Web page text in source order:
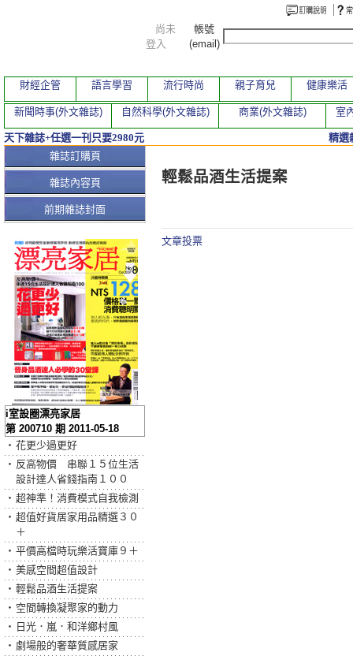
本期文章
輕鬆品酒生活提案
文章投票
雜誌訂購頁
雜誌內容頁
前期雜誌封面
i室設圈漂亮家居
第 200710 期 2011-05-18
‧ 花更少過更好
‧ 反高物價 串聯１５位生活
設計達人省錢指南１００
‧ 超神準！消費模式自我檢測
‧ 超值好貨居家用品精選３０
＋
‧ 平價高檔時玩樂活寶庫９＋
‧ 美感空間超值設計
‧ 輕鬆品酒生活提案
‧ 空間轉換凝聚家的動力
‧ 日光．嵐．和洋鄉村風
‧ 劇場般的奢華質感居家
尚未
登入
帳號
(email)
財經企管 語言學習 流行時尚 親子育兒 健康樂活
新聞時事(外文雜誌) 自然科學(外文雜誌) 商業(外文雜誌) 室
天下雜誌+任選一刊只要2980元 精選